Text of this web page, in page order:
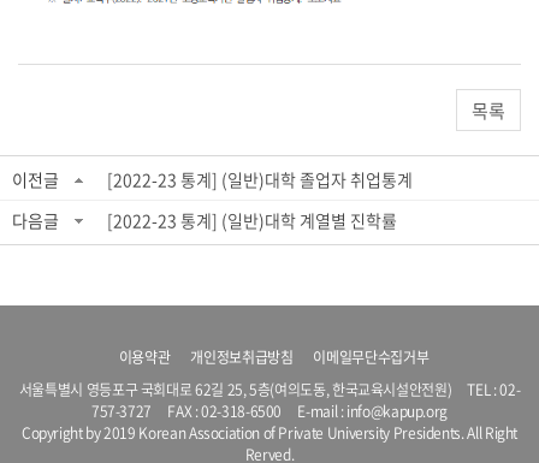
목록
이전글
[2022-23 통계] (일반)대학 졸업자 취업통계
다음글
[2022-23 통계] (일반)대학 계열별 진학률
이용약관 개인정보취급방침
이메일무단수집거부
서울특별시 영등포구 국회대로 62길 25, 5층(여의도동, 한국교육시설안전원) TEL :02-
757-3727 FAX : 02-318-6500 E-mail : info@kapup.org
Copyright by 2019 Korean Association of Private University Presidents. All Right
Rerved.